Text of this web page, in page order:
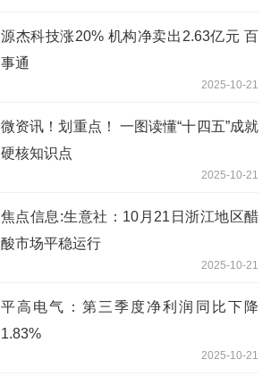
源杰科技涨20% 机构净卖出2.63亿元 百
事通
2025-10-21
微资讯！划重点！ 一图读懂“十四五”成就
硬核知识点
2025-10-21
焦点信息:生意社：10月21日浙江地区醋
酸市场平稳运行
2025-10-21
平高电气：第三季度净利润同比下降
1.83%
2025-10-21